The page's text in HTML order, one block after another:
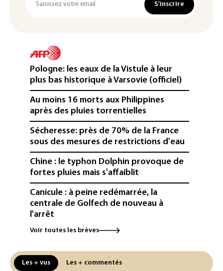
S'inscrire
Pologne: les eaux de la Vistule à leur
plus bas historique à Varsovie (officiel)
Au moins 16 morts aux Philippines
après des pluies torrentielles
Sécheresse: près de 70% de la France
sous des mesures de restrictions d'eau
Chine : le typhon Dolphin provoque de
fortes pluies mais s'affaiblit
Canicule : à peine redémarrée, la
centrale de Golfech de nouveau à
l'arrêt
Hong Kong enregistre un record de
Canicule: à peine redémarrée, la
Voir toutes les brèves
Les + vus Les + commentés